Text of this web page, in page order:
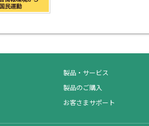
製品・サービス
製品のご購入
お客さまサポート